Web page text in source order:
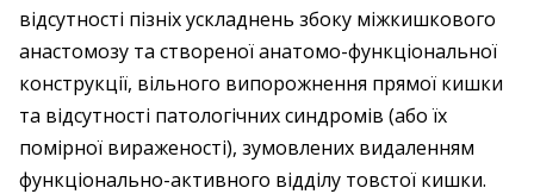
відсутності пізніх ускладнень збоку міжкишкового
анастомозу та створеної анатомо-функціональної
конструкції, вільного випорожнення прямої кишки
та відсутності патологічних синдромів (або їх
помірної вираженості), зумовлених видаленням
функціонально-активного відділу товстої кишки.